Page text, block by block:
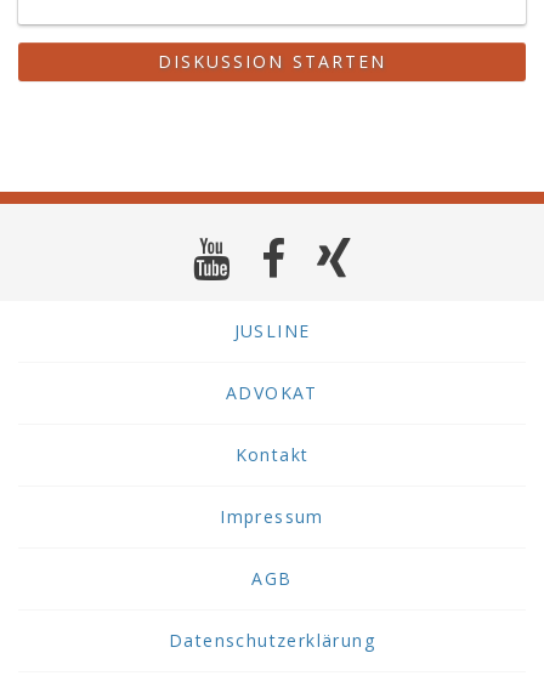
DISKUSSION STARTEN
JUSLINE
ADVOKAT
Kontakt
Impressum
AGB
Datenschutzerklärung